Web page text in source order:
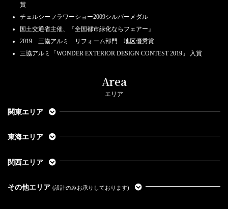
賞
チェルシーフラワーショー2009シルバーメダル
国土交通省主催、『全国都市緑化ならフェアー』
2019 三協アルミ リフォーム部門 地区優秀賞
三協アルミ「WONDER EXTERIOR DESIGN CONTEST 2019」 入賞
Area
エリア
関東エリア
東海エリア
関西エリア
その他エリア (設計のみお承りしております)